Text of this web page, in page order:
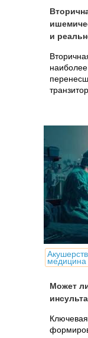
и
медицина
Может